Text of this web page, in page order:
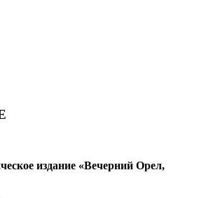
издание «Вечерний Орел,